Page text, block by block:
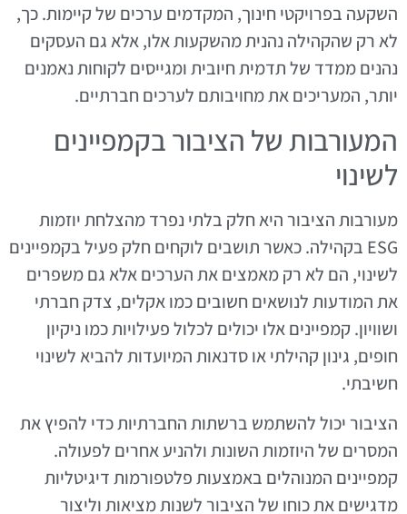
השקעה בפרויקטי חינוך, המקדמים ערכים של קיימות. כך,
לא רק שהקהילה נהנית מהשקעות אלו, אלא גם העסקים
נהנים ממדד של תדמית חיובית ומגייסים לקוחות נאמנים
יותר, המעריכים את מחויבותם לערכים חברתיים.
המעורבות של הציבור בקמפיינים
לשינוי
מעורבות הציבור היא חלק בלתי נפרד מהצלחת יוזמות
ESG בקהילה. כאשר תושבים לוקחים חלק פעיל בקמפיינים
לשינוי, הם לא רק מאמצים את הערכים אלא גם משפרים
את המודעות לנושאים חשובים כמו אקלים, צדק חברתי
ושוויון. קמפיינים אלו יכולים לכלול פעילויות כמו ניקיון
חופים, גינון קהילתי או סדנאות המיועדות להביא לשינוי
חשיבתי.
הציבור יכול להשתמש ברשתות החברתיות כדי להפיץ את
המסרים של היוזמות השונות ולהניע אחרים לפעולה.
קמפיינים המנוהלים באמצעות פלטפורמות דיגיטליות
מדגישים את כוחו של הציבור לשנות מציאות וליצור